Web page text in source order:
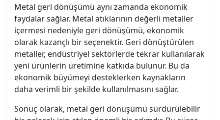
Metal geri dönüşümü aynı zamanda ekonomik
faydalar sağlar. Metal atıklarının değerli metaller
içermesi nedeniyle geri dönüşümü, ekonomik
olarak kazançlı bir seçenektir. Geri dönüştürülen
metaller, endüstriyel sektörlerde tekrar kullanılarak
yeni ürünlerin üretimine katkıda bulunur. Bu da
ekonomik büyümeyi desteklerken kaynakların
daha verimli bir şekilde kullanılmasını sağlar.
Sonuç olarak, metal geri dönüşümü sürdürülebilir